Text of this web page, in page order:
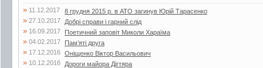
» 11.12.2017 8 грудня 2015 р. в АТО загинув Юрій Тарасенко
» 27.10.2017 Добрі справи і гарний слід
» 16.09.2017 Поетичний заповіт Миколи Хараїма
» 04.02.2017 Пам’яті друга
» 17.12.2016 Оніщенко Віктор Васильович
» 10.12.2016 Дороги майора Дігтяра